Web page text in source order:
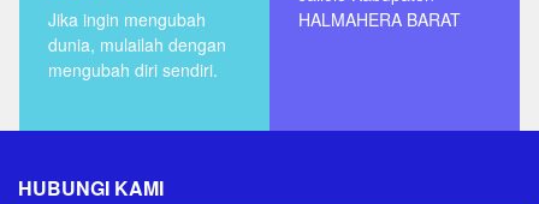
Jika ingin mengubah
dunia, mulailah dengan
mengubah diri sendiri.
HALMAHERA BARAT
HUBUNGI KAMI